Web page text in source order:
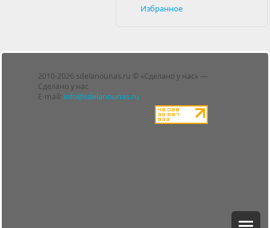
Избранное
2010-2026 sdelanounas.ru © «Сделано у нас» —
Сделано у нас
E-mail: info@sdelanounas.ru
Блоги
Люди
Политика